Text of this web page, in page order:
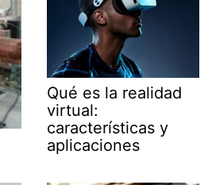
Qué es la realidad
virtual:
características y
aplicaciones